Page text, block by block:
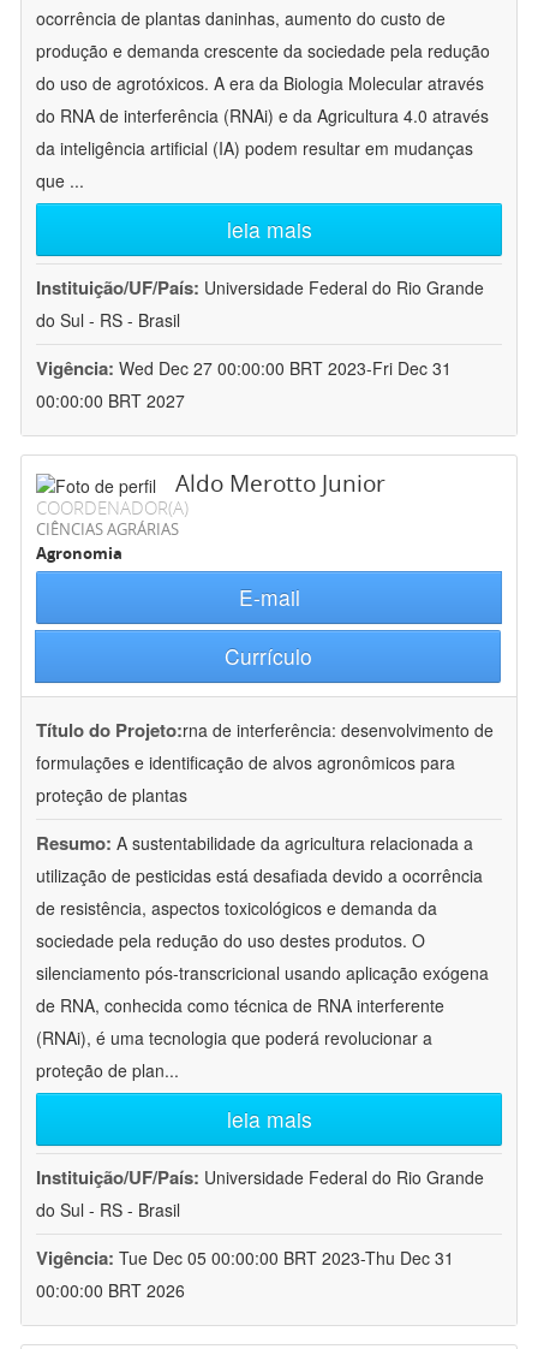
ocorrência de plantas daninhas, aumento do custo de
produção e demanda crescente da sociedade pela redução
do uso de agrotóxicos. A era da Biologia Molecular através
do RNA de interferência (RNAi) e da Agricultura 4.0 através
da inteligência artificial (IA) podem resultar em mudanças
que ...
leia mais
Instituição/UF/País: Universidade Federal do Rio Grande
do Sul - RS - Brasil
Vigência: Wed Dec 27 00:00:00 BRT 2023-Fri Dec 31
00:00:00 BRT 2027
Aldo Merotto Junior
COORDENADOR(A)
CIÊNCIAS AGRÁRIAS
Agronomia
E-mail
Currículo
Título do Projeto:rna de interferência: desenvolvimento de
formulações e identificação de alvos agronômicos para
proteção de plantas
Resumo: A sustentabilidade da agricultura relacionada a
utilização de pesticidas está desafiada devido a ocorrência
de resistência, aspectos toxicológicos e demanda da
sociedade pela redução do uso destes produtos. O
silenciamento pós-transcricional usando aplicação exógena
de RNA, conhecida como técnica de RNA interferente
(RNAi), é uma tecnologia que poderá revolucionar a
proteção de plan...
leia mais
Instituição/UF/País: Universidade Federal do Rio Grande
do Sul - RS - Brasil
Vigência: Tue Dec 05 00:00:00 BRT 2023-Thu Dec 31
00:00:00 BRT 2026